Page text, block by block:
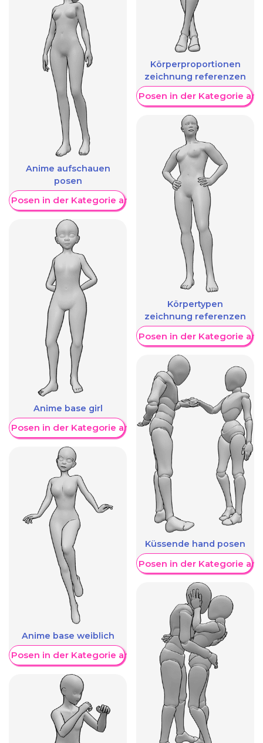
Anime aufschauen
posen
Posen in der Kategorie anzeigen
Anime base girl
Posen in der Kategorie anzeigen
Anime base weiblich
Posen in der Kategorie anzeigen
Körperproportionen
zeichnung referenzen
Weitere Posen in der Kategorie
Körpertypen
zeichnung referenzen
Weitere Posen in der Kategorie
Küssende hand posen
Weitere Posen in der Kategorie